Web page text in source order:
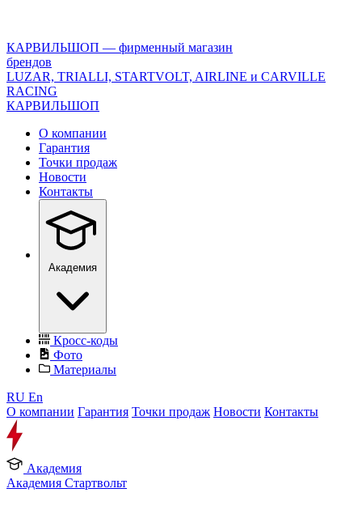
version="1.0"
encoding="utf-
8"?
>
КАРВИЛЬШОП — фирменный магазин
брендов
LUZAR, TRIALLI, STARTVOLT, AIRLINE и CARVILLE
RACING
КАРВИЛЬШОП
О компании
Гарантия
Точки продаж
Новости
Контакты
Академия
Кросс-коды
Фото
Материалы
RU En
О компании Гарантия Точки продаж Новости Контакты
Академия
Академия Стартвольт